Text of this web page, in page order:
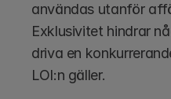
användas utanför
Exklusivitet hindrar
driva en
LOI:n gäller.